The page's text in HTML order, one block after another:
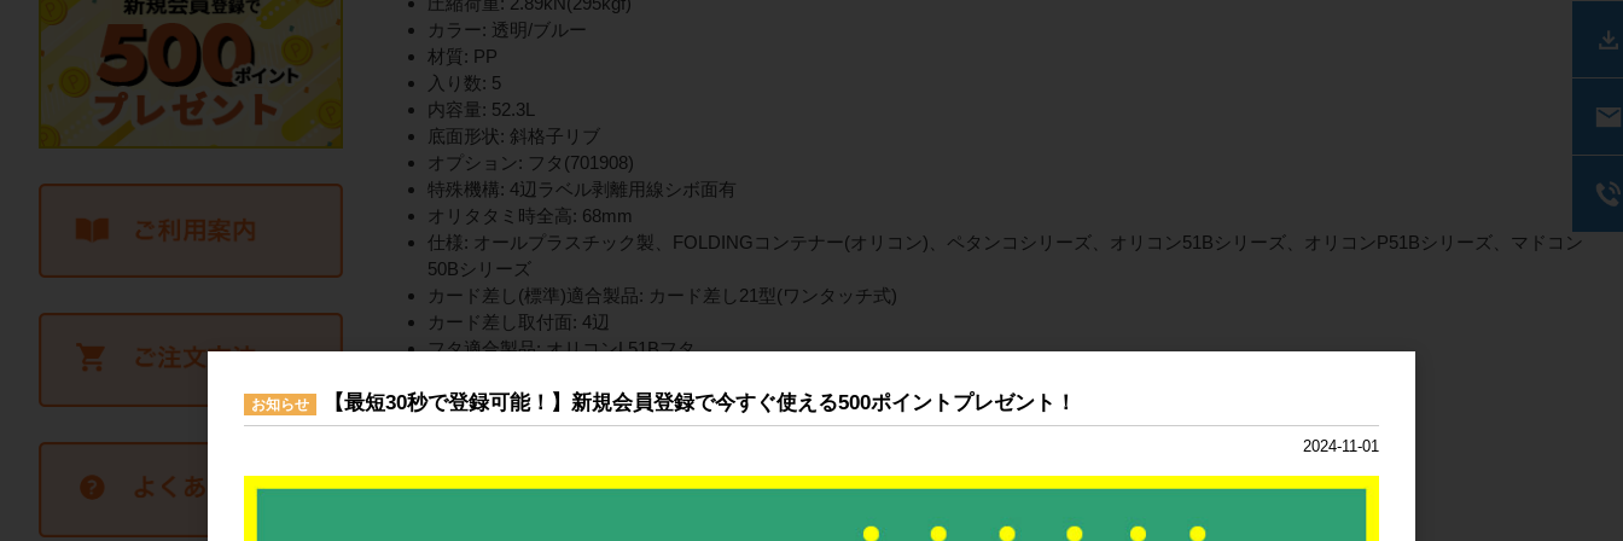
カラー: 透明/ブルー
材質: PP
入り数: 5
内容量: 52.3L
底面形状: 斜格子リブ
オプション: フタ(701908)
特殊機構: 4辺ラベル剥離用線シボ面有
オリタタミ時全高: 68mm
仕様: オールプラスチック製、FOLDINGコンテナー(オリコン)、ペタンコシリーズ、オリコン51Bシリーズ、オリコンP51Bシリーズ、マドコン
50Bシリーズ
カード差し(標準)適合製品: カード差し21型(ワンタッチ式)
カード差し取付面: 4辺
フタ適合製品: オリコンL51Bフタ
オリコンP26AB
オリコンP31B
マドコンO-30B
お知らせ 【最短30秒で登録可能！】新規会員登録で今すぐ使える500ポイントプレゼント！
2024-11-01